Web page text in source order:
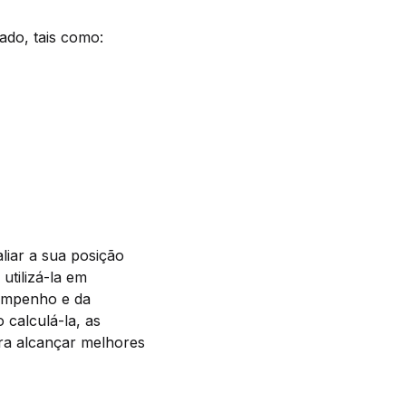
tais como:
a sua posição
la em
e da
calculá-la, as
alcançar melhores